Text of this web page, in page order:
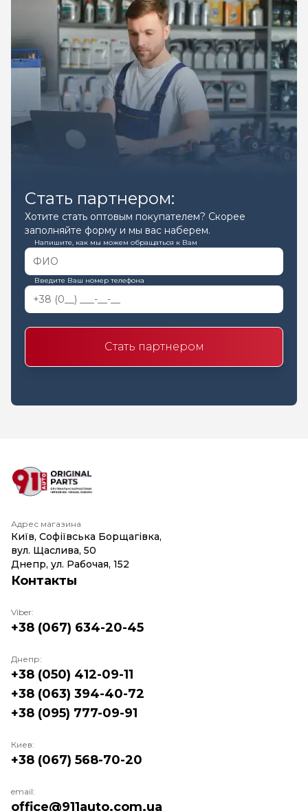
Стать партнером:
Хотите стать оптовым покупателем? Скорее
заполняйте форму и мы вас наберем.
Напишите, как мы можем обращаться к Вам
Введите Ваш номер телефона
Стать партнером
Адрес магазина
Київ, Софіївська Борщагівка,
вул. Щаслива, 50
Днепр, ул. Рабочая, 152
Контакты
Viber:
+38 (067) 634-20-45
Днепр:
+38 (050) 412-09-11
+38 (063) 394-40-72
+38 (095) 777-09-91
Киев:
+38 (067) 568-70-20
email:
office@911auto.com.ua